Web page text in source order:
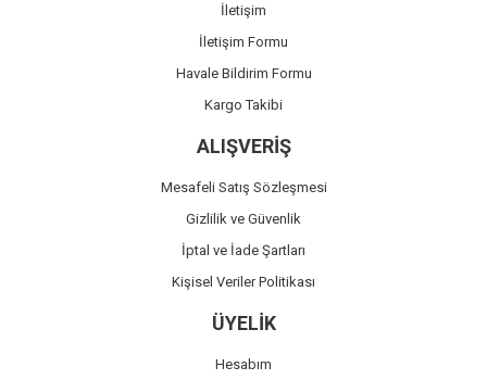
Ürün fiyatı diğer sitelerden daha pahalı.
Bu ürüne benzer farklı alternatifler olmalı.
Gönder
İletişim
İletişim Formu
Havale Bildirim Formu
Kargo Takibi
ALIŞVERİŞ
Mesafeli Satış Sözleşmesi
Gizlilik ve Güvenlik
İptal ve İade Şartları
Kişisel Veriler Politikası
ÜYELİK
Hesabım